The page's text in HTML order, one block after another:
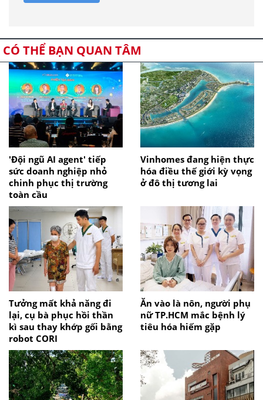
CÓ THỂ BẠN QUAN TÂM
'Đội ngũ AI agent' tiếp
sức doanh nghiệp nhỏ
chinh phục thị trường
toàn cầu
Vinhomes đang hiện thực
hóa điều thế giới kỳ vọng
ở đô thị tương lai
Tưởng mất khả năng đi
lại, cụ bà phục hồi thần
kì sau thay khớp gối bằng
robot CORI
Ăn vào là nôn, người phụ
nữ TP.HCM mắc bệnh lý
tiêu hóa hiếm gặp